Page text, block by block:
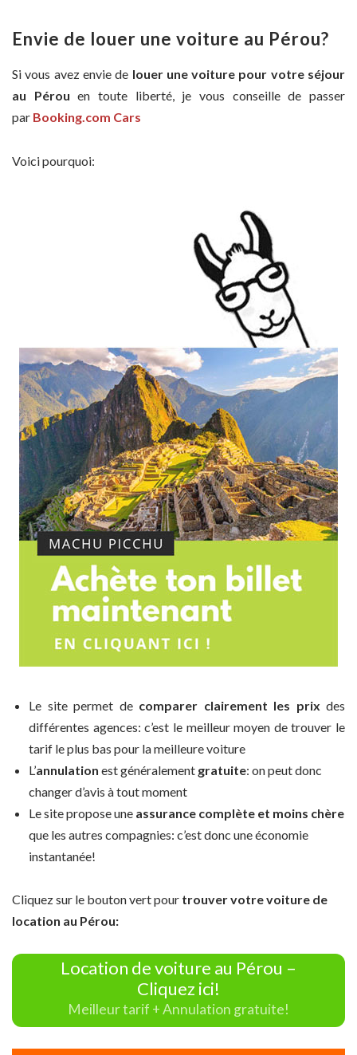
Envie de louer une voiture au Pérou?
Si vous avez envie de louer une voiture pour votre séjour
au Pérouen toute liberté, je vous conseille de passer
par Booking.com Cars
Voici pourquoi:
Le site permet de comparer clairement les prix des
différentes agences: c’est le meilleur moyen de trouver le
tarif le plus bas pour la meilleure voiture
L’annulation est généralement gratuite: on peut donc
changer d’avis à tout moment
Le site propose une assurance complète et moins chère
que les autres compagnies: c’est donc une économie
instantanée!
Cliquez sur le bouton vert pour trouver votre voiture de
location au Pérou:
Location de voiture au Pérou –
Cliquez ici!
Meilleur tarif + Annulation gratuite!